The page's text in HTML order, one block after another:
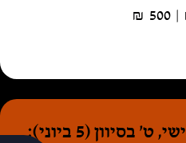
בסיוון (5 ביוני):